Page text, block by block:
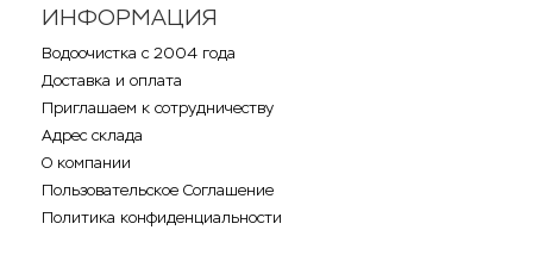
ИНФОРМАЦИЯ
Водоочистка с 2004 года
Доставка и оплата
Приглашаем к сотрудничеству
Адрес склада
О компании
Пользовательское Соглашение
Политика конфиденциальности